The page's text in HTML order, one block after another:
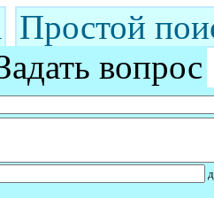
Простой
вопрос